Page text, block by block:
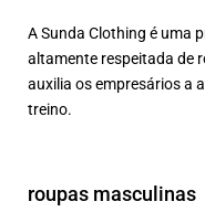
A Sunda Clothing é uma
altamente respeitada de
auxilia os empresários a
treino.
roupas masculinas